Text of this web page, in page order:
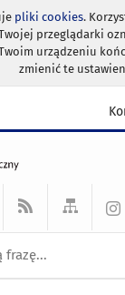
pliki cookies.
przeglądarki
urządzeniu
zmienić te